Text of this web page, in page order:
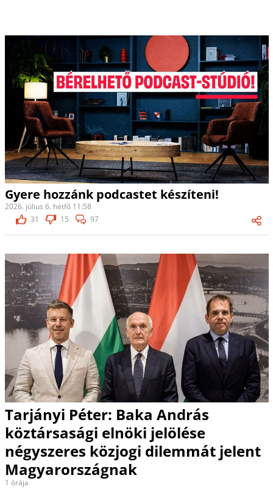
Gyere hozzánk podcastet készíteni!
2026. július 6. hétfő 11:58
31
15 97
Tarjányi Péter: Baka András
köztársasági elnöki jelölése
négyszeres közjogi dilemmát jelent
Magyarországnak
1 órája